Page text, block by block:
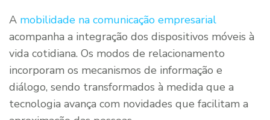
A mobilidade na comunicação empresarial
acompanha a integração dos dispositivos móveis à
vida cotidiana. Os modos de relacionamento
incorporam os mecanismos de informação e
diálogo, sendo transformados à medida que a
tecnologia avança com novidades que facilitam a